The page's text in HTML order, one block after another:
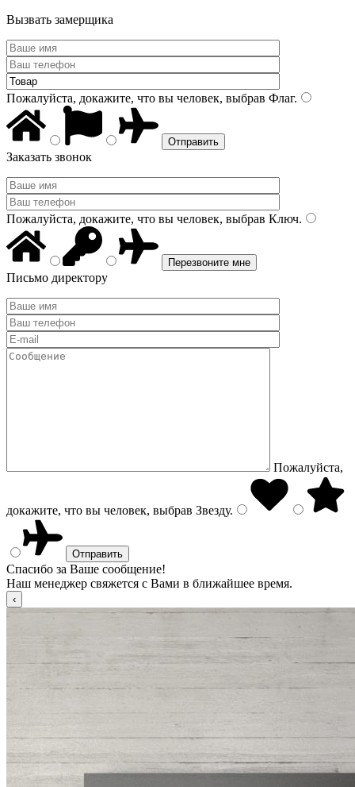
Вызвать замерщика
Пожалуйста, докажите, что вы человек, выбрав Флаг.
Заказать звонок
Пожалуйста, докажите, что вы человек, выбрав Ключ.
Письмо директору
Пожалуйста,
докажите, что вы человек, выбрав Звезду.
Спасибо за Ваше сообщение!
Наш менеджер свяжется с Вами в ближайшее время.